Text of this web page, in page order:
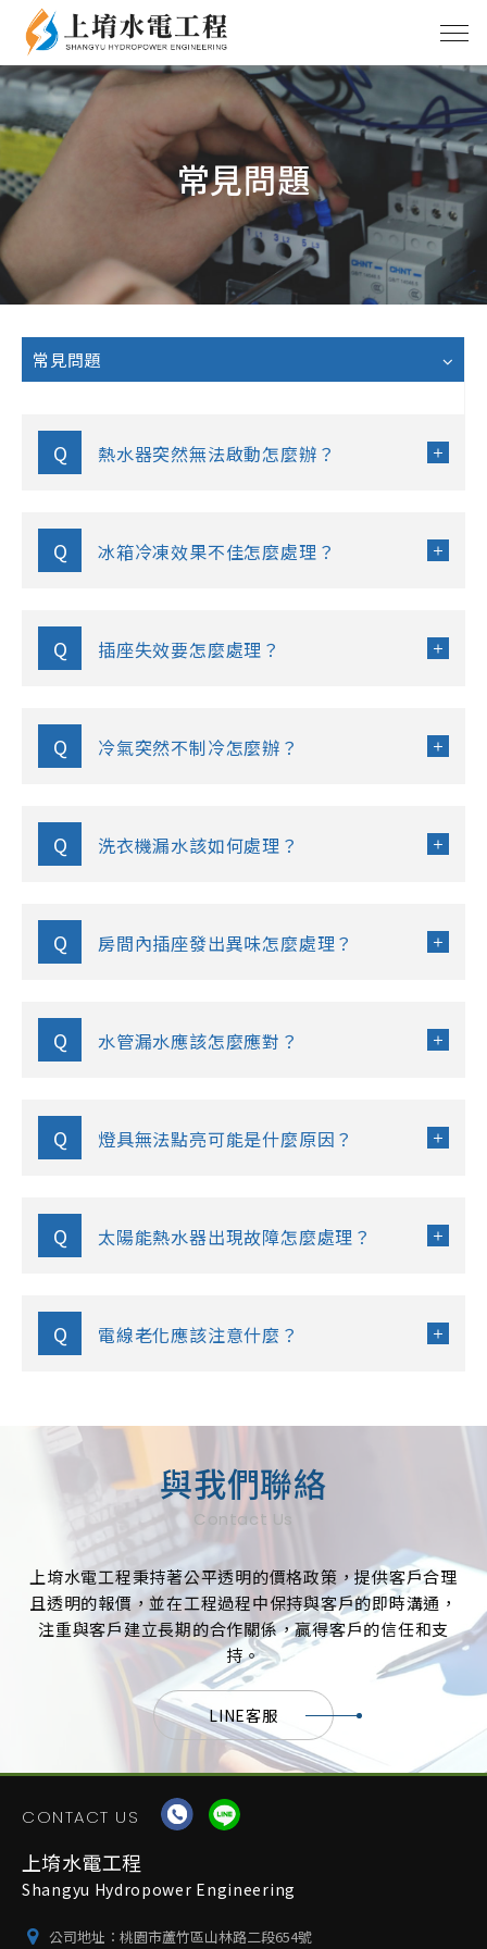
常見問題
常見問題
Q 熱水器突然無法啟動怎麼辦？
Q 冰箱冷凍效果不佳怎麼處理？
Q 插座失效要怎麼處理？
Q 冷氣突然不制冷怎麼辦？
Q 洗衣機漏水該如何處理？
Q 房間內插座發出異味怎麼處理？
Q 水管漏水應該怎麼應對？
Q 燈具無法點亮可能是什麼原因？
Q 太陽能熱水器出現故障怎麼處理？
Q 電線老化應該注意什麼？
與我們聯絡
Contact Us
上堉水電工程秉持著公平透明的價格政策，提供客戶合理
且透明的報價，並在工程過程中保持與客戶的即時溝通，
注重與客戶建立長期的合作關係，贏得客戶的信任和支
持。
LINE客服
CONTACT US
上堉水電工程
Shangyu Hydropower Engineering
公司地址： 桃園市蘆竹區山林路二段654號